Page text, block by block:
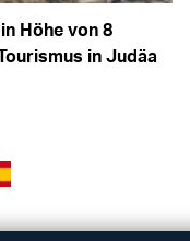
Höhe von 8
in Judäa